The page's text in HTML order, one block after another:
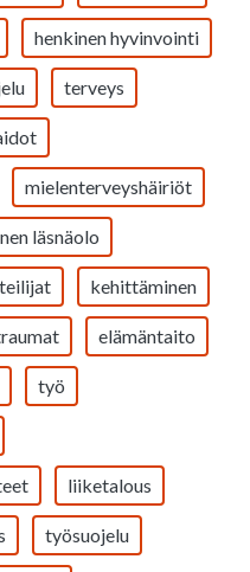
henkinen hyvinvointi
terveys
mielenterveyshäiriöt
läsnäolo
kehittäminen
elämäntaito
työ
liiketalous
työsuojelu